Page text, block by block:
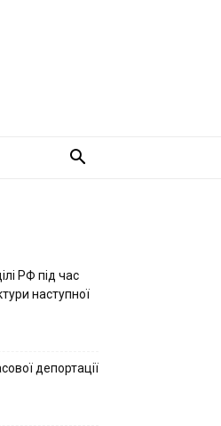
РФ під час
наступної
депортації